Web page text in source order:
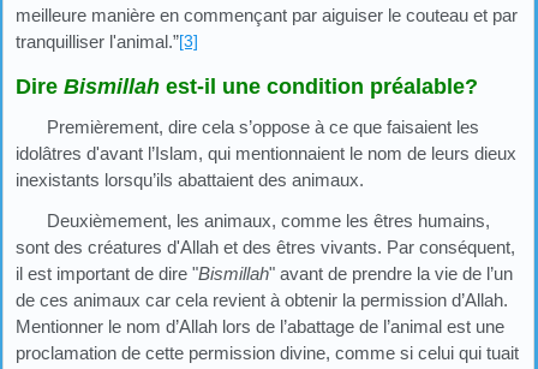
meilleure manière en commençant par aiguiser le couteau et par
tranquilliser l'animal.”[3]
Dire Bismillah est-il une condition préalable?
Premièrement, dire cela s’oppose à ce que faisaient les
idolâtres d'avant l’Islam, qui mentionnaient le nom de leurs dieux
inexistants lorsqu’ils abattaient des animaux.
Deuxièmement, les animaux, comme les êtres humains,
sont des créatures d'Allah et des êtres vivants. Par conséquent,
il est important de dire "Bismillah" avant de prendre la vie de l’un
de ces animaux car cela revient à obtenir la permission d’Allah.
Mentionner le nom d’Allah lors de l’abattage de l’animal est une
proclamation de cette permission divine, comme si celui qui tuait